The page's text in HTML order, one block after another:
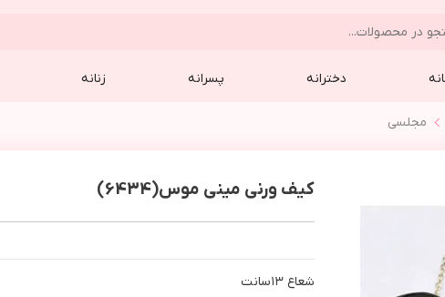
دخترانه پسرانه زنانه
مجلسي
کیف ورنی مینی موس(6434)
شعاع ١٣سانت